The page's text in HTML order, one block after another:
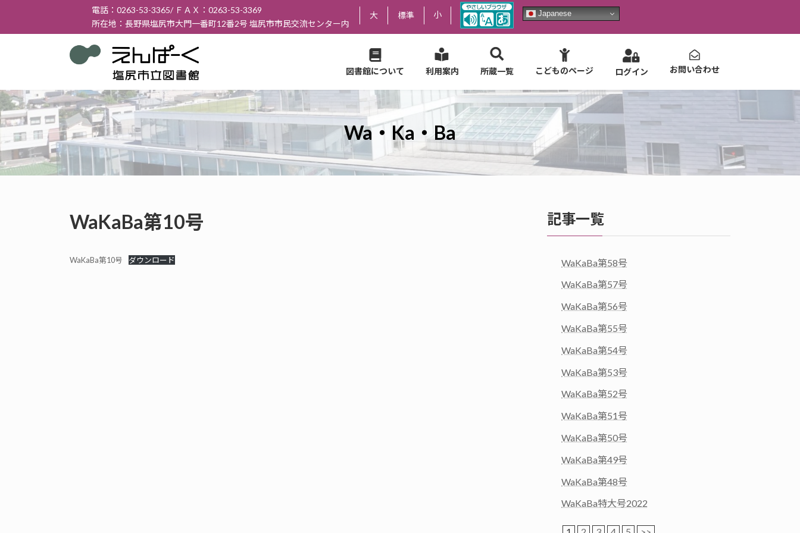
テ
ス
キ
ッ
ゲ
ン
に
移
電話：0263-53-3365/ ＦＡＸ：0263-53-3369
所在地：長野県塩尻市大門一番町12番2号 塩尻市市民交流センター内
大 標準 小 Japanese
図書館について 利用案内 所蔵一覧 こどものページ ログイン お問い合わせ
Wa・Ka・Ba
WaKaBa第10号
WaKaBa第10号 ダウンロード
記事一覧
WaKaBa第58号
WaKaBa第57号
WaKaBa第56号
WaKaBa第55号
WaKaBa第54号
WaKaBa第53号
WaKaBa第52号
WaKaBa第51号
WaKaBa第50号
WaKaBa第49号
WaKaBa第48号
WaKaBa特大号2022